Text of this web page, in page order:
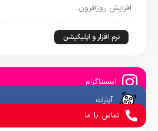
افزایش روزافزون…
نرم افزار و اپلیکیشن
اینستاگرام
آپارات
تماس با ما